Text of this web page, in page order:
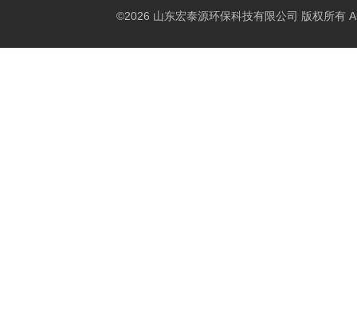
©2026 山东宏泰源环保科技有限公司 版权所有